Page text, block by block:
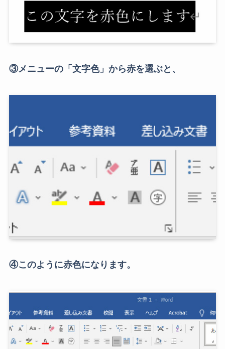
③メニューの「文字色」から赤を選ぶと、
④このように赤色になります。